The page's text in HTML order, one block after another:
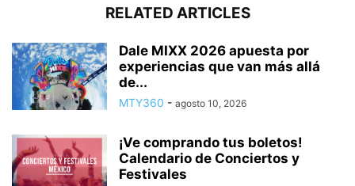
RELATED ARTICLES
Dale MIXX 2026 apuesta por
experiencias que van más allá
de...
MTY360 - agosto 10, 2026
¡Ve comprando tus boletos!
Calendario de Conciertos y
Festivales